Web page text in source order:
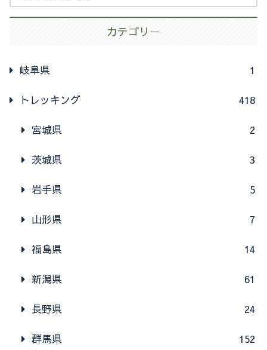
カテゴリー
岐阜県 1
トレッキング 418
宮城県 2
茨城県 3
岩手県 5
山形県 7
福島県 14
新潟県 61
長野県 24
群馬県 152